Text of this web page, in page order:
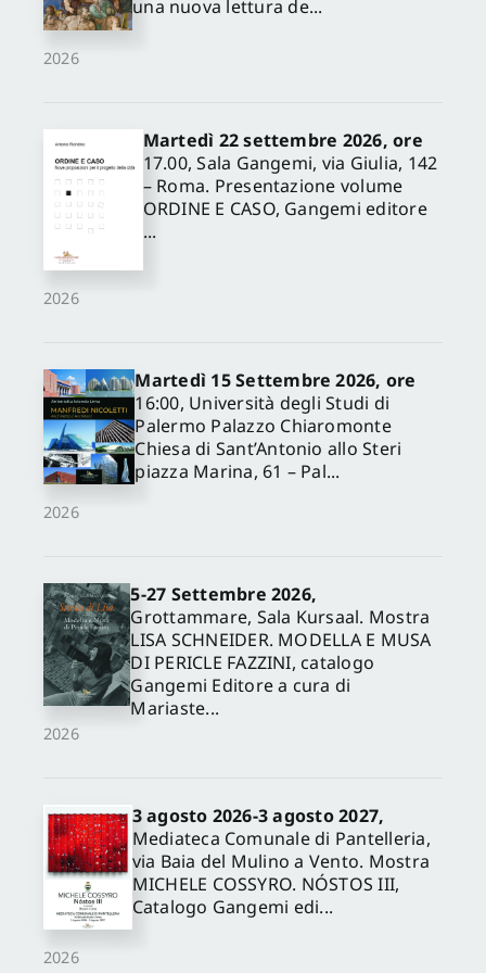
2026
una nuova lettura de...
2026
Martedì 22 settembre 2026, ore
17.00, Sala Gangemi, via Giulia, 142
– Roma. Presentazione volume
ORDINE E CASO, Gangemi editore
...
2026
Martedì 15 Settembre 2026, ore
16:00, Università degli Studi di
Palermo Palazzo Chiaromonte
Chiesa di Sant’Antonio allo Steri
piazza Marina, 61 – Pal...
2026
5-27 Settembre 2026,
Grottammare, Sala Kursaal. Mostra
LISA SCHNEIDER. MODELLA E MUSA
DI PERICLE FAZZINI, catalogo
Gangemi Editore a cura di
Mariaste...
2026
3 agosto 2026-3 agosto 2027,
Mediateca Comunale di Pantelleria,
via Baia del Mulino a Vento. Mostra
MICHELE COSSYRO. NÓSTOS III,
Catalogo Gangemi edi...